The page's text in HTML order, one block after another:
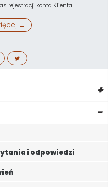
rejestracji konta Klienta.
→
+
-
i odpowiedzi